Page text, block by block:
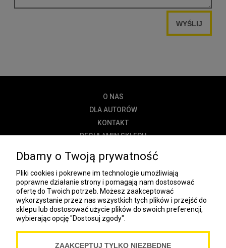
WYŚLIJ
O NAS
DLA AUTORÓW
KONTAKT
REGULAMIN SKLEPU
DOSTAWA
PŁATNOŚĆ
NEWSLETTER
COOKIES
Dbamy o Twoją prywatność
Pliki cookies i pokrewne im technologie umożliwiają
poprawne działanie strony i pomagają nam dostosować
ofertę do Twoich potrzeb. Możesz zaakceptować
wykorzystanie przez nas wszystkich tych plików i przejść do
sklepu lub dostosować użycie plików do swoich preferencji,
wybierając opcję "Dostosuj zgody".
ZAAKCEPTUJ TYLKO NIEZBĘDNE